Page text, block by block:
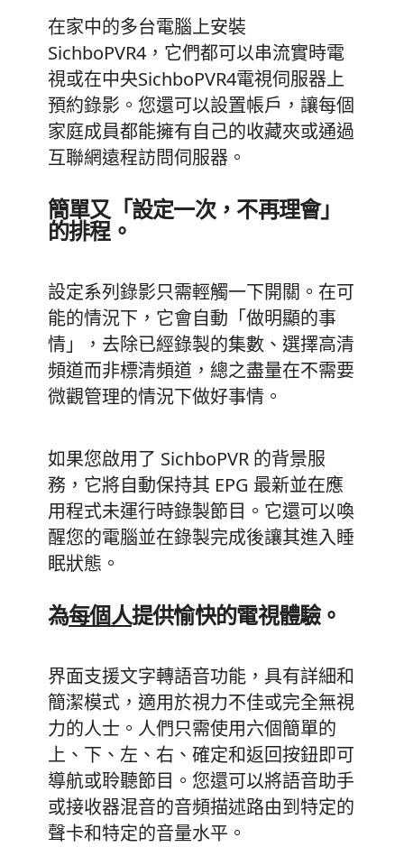
在家中的多台電腦上安裝
SichboPVR4，它們都可以串流實時電
視或在中央SichboPVR4電視伺服器上
預約錄影。您還可以設置帳戶，讓每個
家庭成員都能擁有自己的收藏夾或通過
互聯網遠程訪問伺服器。
簡單又「設定一次，不再理會」
的排程。
設定系列錄影只需輕觸一下開關。在可
能的情況下，它會自動「做明顯的事
情」，去除已經錄製的集數、選擇高清
頻道而非標清頻道，總之盡量在不需要
微觀管理的情況下做好事情。
如果您啟用了 SichboPVR 的背景服
務，它將自動保持其 EPG 最新並在應
用程式未運行時錄製節目。它還可以喚
醒您的電腦並在錄製完成後讓其進入睡
眠狀態。
為每個人提供愉快的電視體驗。
界面支援文字轉語音功能，具有詳細和
簡潔模式，適用於視力不佳或完全無視
力的人士。人們只需使用六個簡單的
上、下、左、右、確定和返回按鈕即可
導航或聆聽節目。您還可以將語音助手
或接收器混音的音頻描述路由到特定的
聲卡和特定的音量水平。